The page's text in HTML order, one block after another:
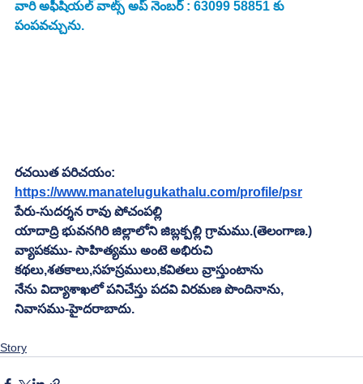
వారి అఫీషియల్ వాట్స్ అప్ నెంబర్ : 63099 58851 కు
పంపవచ్చును.
రచయిత పరిచయం:
https://www.manatelugukathalu.com/profile/psr
పేరు-సుదర్శన రావు పోచంపల్లి
యాదాద్రి భువనగిరి జిల్లాలోని జిబ్లక్పల్లి గ్రామము.(తెలంగాణ.)
వ్యాపకము- సాహిత్యము అంటె అభిరుచి
కథలు,శతకాలు,సహస్రములు,కవితలు వ్రాస్తుంటాను
నేను విద్యాశాఖలో పనిచేస్తు పదవి విరమణ పొందినాను,
నివాసము-హైదరాబాదు.
Story